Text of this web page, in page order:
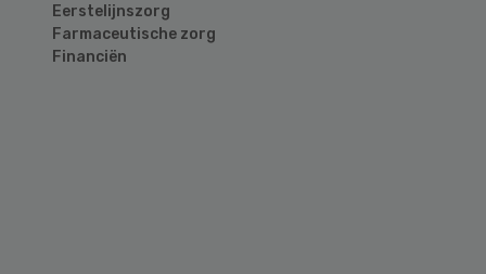
Eerstelijnszorg
Farmaceutische zorg
Financiën